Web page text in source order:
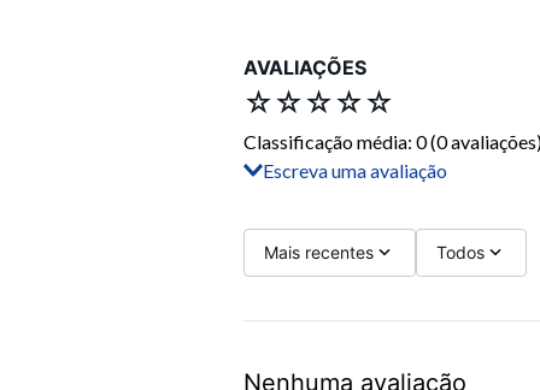
AVALIAÇÕES
☆☆☆☆☆
Classificação média: 0(0
Escreva uma avaliação
Título
Avalie o produto de 1 a 5 estrelas
Mais recentes Todos
Nenhuma avaliação